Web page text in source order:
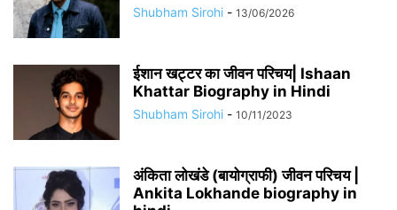
Shubham Sirohi - 13/06/2026
​​ईशान खट्टर का जीवन परिचय| Ishaan
Khattar Biography in Hindi
Shubham Sirohi - 10/11/2023
अंकिता लोखंडे (बायोग्राफी) जीवन परिचय |
Ankita Lokhande biography in